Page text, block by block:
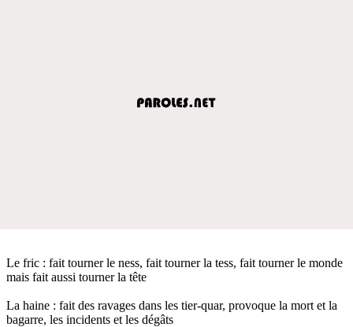
Le fric : fait tourner le ness, fait tourner la tess, fait tourner le monde
mais fait aussi tourner la tête
La haine : fait des ravages dans les tier-quar, provoque la mort et la
bagarre, les incidents et les dégâts